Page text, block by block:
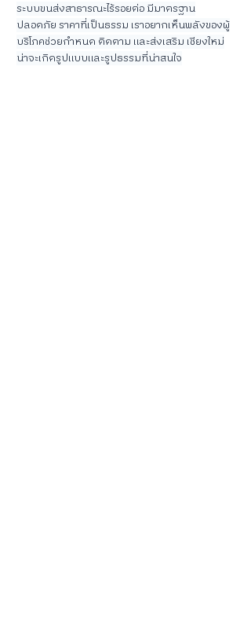
ระบบขนส่งสาธารณะไร้รอยต่อ มีมาตรฐาน
ปลอดภัย ราคาที่เป็นธรรม เราอยากเห็นพลังของผู้
บริโภคช่วยกำหนด ติดตาม และส่งเสริม เชียงใหม่
น่าจะเกิดรูปแบบและรูปธรรมที่น่าสนใจ